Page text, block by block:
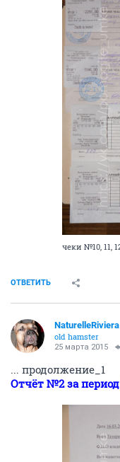
чеки №10, 11,
ОТВЕТИТЬ
NaturelleRiviera
old hamster
25 марта 2015
... продолжение_1
Отчёт №2 за период